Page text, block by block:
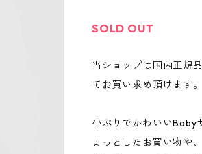
SOLD OUT
当ショップは国内正規
てお買い求め頂けます。
小ぶりでかわいいBaby
ょっとしたお買い物や